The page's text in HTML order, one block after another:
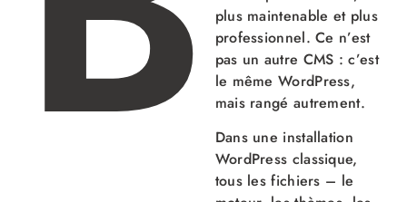
plus maintenable et plus
professionnel. Ce n’est
pas un autre CMS : c’est
le même WordPress,
mais rangé autrement.
Dans une installation
WordPress classique,
tous les fichiers – le